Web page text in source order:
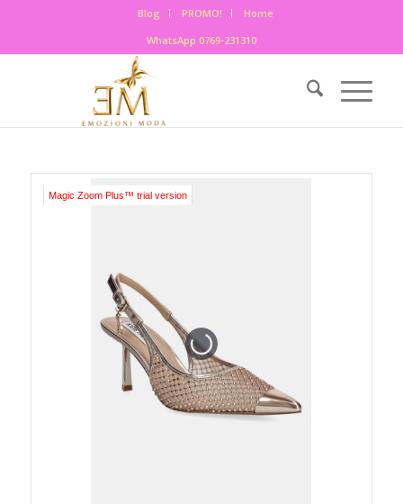
Blog PROMO!
Home
WhatsApp 0769-231310
Magic Zoom Plus™ trial version